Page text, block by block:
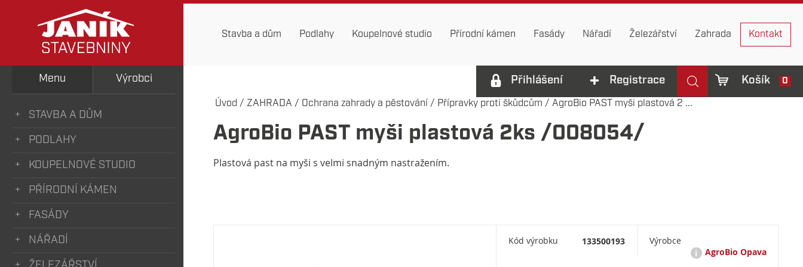
Stavba a dům Podlahy Koupelnové studio Přírodní kámen Fasády Nářadí Železářství Zahrada Kontakt
Přihlášení Registrace Košík 0
Menu Výrobci
STAVBA A DŮM
PODLAHY
KOUPELNOVÉ STUDIO
PŘÍRODNÍ KÁMEN
FASÁDY
NÁŘADÍ
Úvod / ZAHRADA / Ochrana zahrady a pěstování / Přípravky proti škůdcům / AgroBio PAST myši plastová 2 ...
AgroBio PAST myši plastová 2ks /008054/
Plastová past na myši s velmi snadným nastražením.
Kód výrobku 133500193 Výrobce
i AgroBio Opava